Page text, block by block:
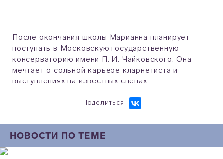
После окончания школы Марианна планирует
поступать в Московскую государственную
консерваторию имени П. И. Чайковского. Она
мечтает о сольной карьере кларнетиста и
выступлениях на известных сценах.
Поделиться
НОВОСТИ ПО ТЕМЕ